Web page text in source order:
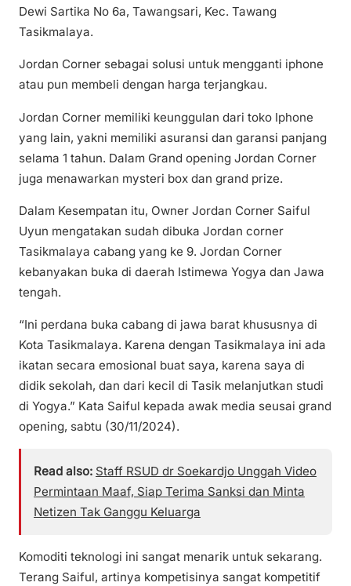
Dewi Sartika No 6a, Tawangsari, Kec. Tawang
Tasikmalaya.
Jordan Corner sebagai solusi untuk mengganti iphone
atau pun membeli dengan harga terjangkau.
Jordan Corner memiliki keunggulan dari toko Iphone
yang lain, yakni memiliki asuransi dan garansi panjang
selama 1 tahun. Dalam Grand opening Jordan Corner
juga menawarkan mysteri box dan grand prize.
Dalam Kesempatan itu, Owner Jordan Corner Saiful
Uyun mengatakan sudah dibuka Jordan corner
Tasikmalaya cabang yang ke 9. Jordan Corner
kebanyakan buka di daerah Istimewa Yogya dan Jawa
tengah.
“Ini perdana buka cabang di jawa barat khususnya di
Kota Tasikmalaya. Karena dengan Tasikmalaya ini ada
ikatan secara emosional buat saya, karena saya di
didik sekolah, dan dari kecil di Tasik melanjutkan studi
di Yogya.” Kata Saiful kepada awak media seusai grand
opening, sabtu (30/11/2024).
Read also: Staff RSUD dr Soekardjo Unggah Video
Permintaan Maaf, Siap Terima Sanksi dan Minta
Netizen Tak Ganggu Keluarga
Komoditi teknologi ini sangat menarik untuk sekarang.
Terang Saiful, artinya kompetisinya sangat kompetitif